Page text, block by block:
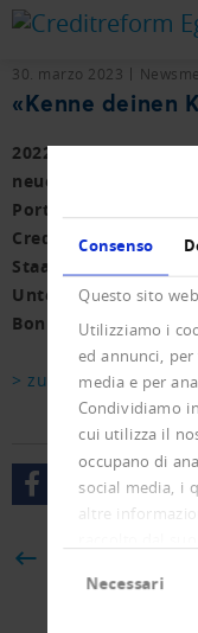
Consenso
Questo sito
Utilizziamo i
ed annunci,
media e per
Condividiamo
cui utilizza il
occupano di
social media, i
altre
delNecessari
30. marzo 2023
«Kenne deinen
2022 brachte mit
neuen
Portal für KMU
Creditreform, die
Staatshilfe als auf
Unternehmen.
Bonitätsprüfung
> zum Interview